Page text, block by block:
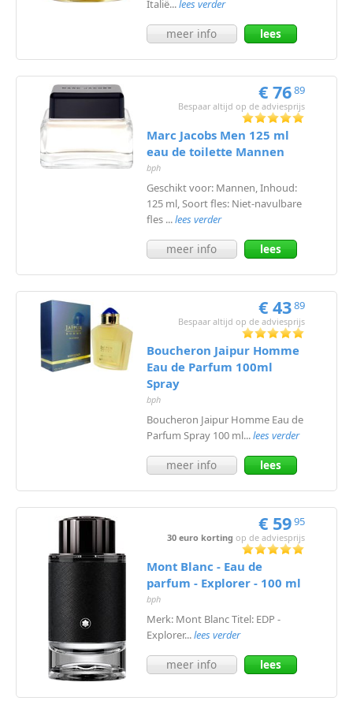
Italië...lees verder
meer info
lees
€ 7689
Bespaar altijd op de adviesprijs
Marc Jacobs Men 125 ml
eau de toilette Mannen
bph
Geschikt voor: Mannen, Inhoud:
125 ml, Soort fles: Niet-navulbare
fles ...lees verder
meer info
lees
€ 4389
Bespaar altijd op de adviesprijs
Boucheron Jaipur Homme
Eau de Parfum 100ml
Spray
bph
Boucheron Jaipur Homme Eau de
Parfum Spray 100 ml...lees verder
meer info
lees
€ 5995
30 euro korting op de adviesprijs
Mont Blanc - Eau de
parfum - Explorer - 100 ml
bph
Merk: Mont Blanc Titel: EDP -
Explorer...lees verder
meer info
lees